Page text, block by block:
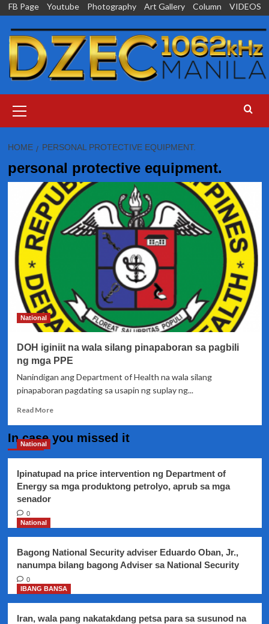
Skip
content
FB Page Youtube Photography Art Gallery Column VIDEOS
Menu
HOME PERSONAL PROTECTIVE EQUIPMENT.
personal protective equipment.
National
DOH iginiit na wala silang pinapaboran sa pagbili
ng mga PPE
Nanindigan ang Department of Health na wala silang
pinapaboran pagdating sa usapin ng suplay ng...
Read MoreRead
DOH
wala
silang
PPE
In case you missed it
National
Ipinatupad na price intervention ng Department of
Energy sa mga produktong petrolyo, aprub sa mga
senador
0
National
Bagong National Security adviser Eduardo Oban, Jr.,
nanumpa bilang bagong Adviser sa National Security
0
IBANG BANSA
Iran, wala pang nakatakdang petsa para sa susunod na